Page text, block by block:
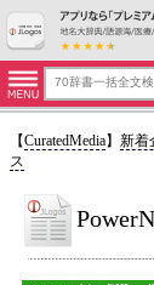
【CuratedMedia】 新着
ス